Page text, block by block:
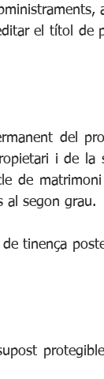
el títol de
del
i de la
de
al segon grau.
tinença